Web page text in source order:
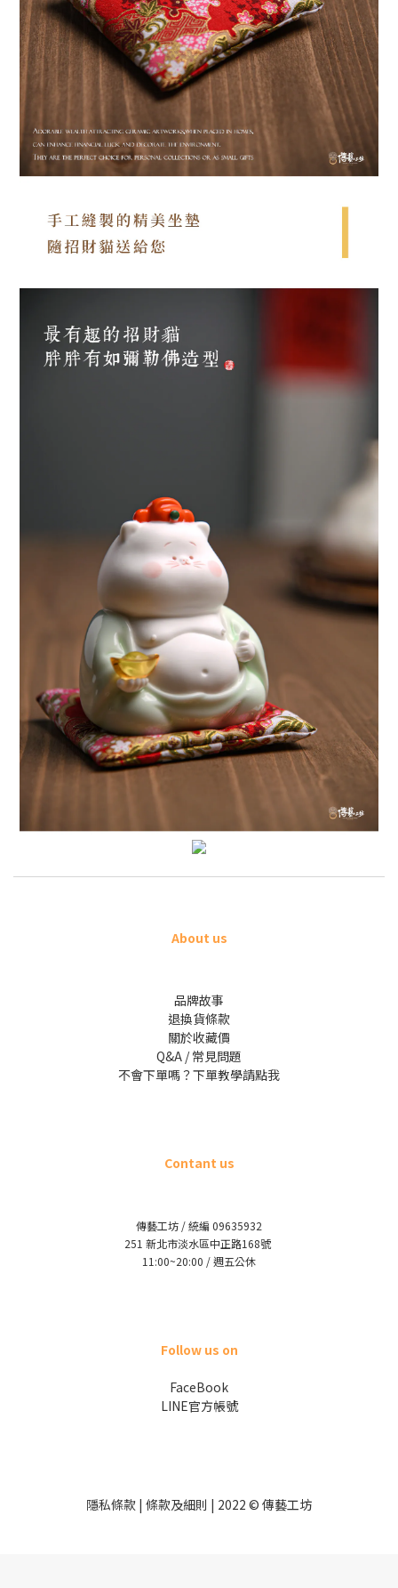
About us
品牌故事
退換貨條款
關於收藏價
Q&A / 常見問題
不會下單嗎？下單教學請點我
Contant us
傳藝工坊 / 統編 09635932
251 新北市淡水區中正路168號
11:00~20:00 / 週五公休
Follow us on
FaceBook
LINE官方帳號
隱私條款 | 條款及細則 | 2022 © 傳藝工坊